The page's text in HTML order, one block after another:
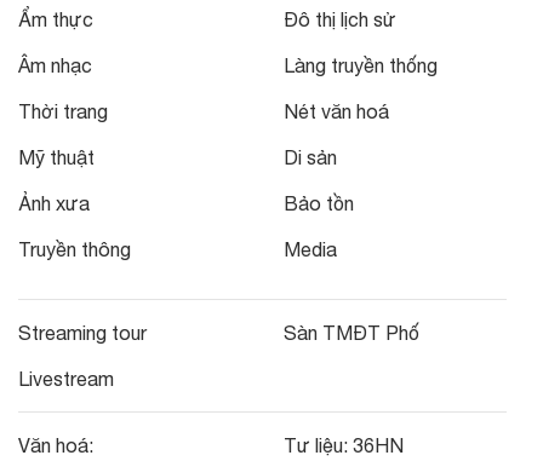
Ẩm thực
Âm nhạc
Thời trang
Mỹ thuật
Ảnh xưa
Truyền thông
Đô thị lịch sử
Làng truyền thống
Nét văn hoá
Di sản
Bảo tồn
Media
Streaming tour
Livestream
Sàn TMĐT Phố
Văn hoá:
Tư liệu: 36HN